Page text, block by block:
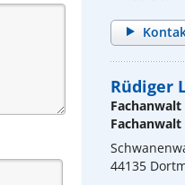
Rüdiger
44135